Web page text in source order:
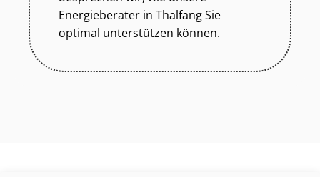
Energieberater in Thalfang Sie
optimal unterstützen können.